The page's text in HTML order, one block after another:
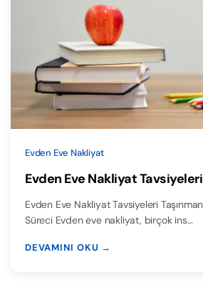
Evden Eve Nakliyat
Evden Eve Nakliyat Tavsiyeleri
Evden Eve Nakliyat Tavsiyeleri Taşınmanın Zorluğu ve Hazırlık
Süreci Evden eve nakliyat, birçok ins…
DEVAMINI OKU →